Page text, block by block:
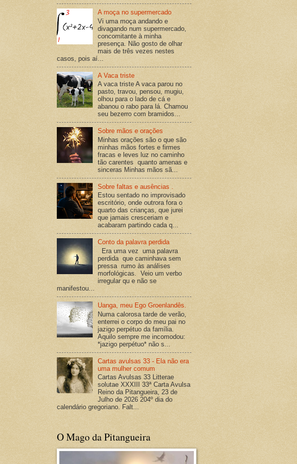
A moça no supermercado
Vi uma moça andando e
divagando num supermercado,
concomitante à minha
presença. Não gosto de olhar
mais de três vezes nestes
casos, pois aí...
A Vaca triste
A vaca triste A vaca parou no
pasto, travou, pensou, mugiu,
olhou para o lado de cá e
abanou o rabo para lá. Chamou
seu bezerro com bramidos...
Sobre mãos e orações
Minhas orações são o que são
minhas mãos fortes e firmes
fracas e leves luz no caminho
tão carentes quanto amenas e
sinceras Minhas mãos sã...
Sobre faltas e ausências .
Estou sentado no improvisado
escritório, onde outrora fora o
quarto das crianças, que jurei
que jamais cresceriam e
acabaram partindo cada q...
Conto da palavra perdida
Era uma vez uma palavra
perdida que caminhava sem
pressa rumo às análises
morfológicas. Veio um verbo
irregular qu e não se
manifestou...
Uanga, meu Ego Groenlandês.
Numa calorosa tarde de verão,
enterrei o corpo do meu pai no
jazigo perpétuo da família.
Aquilo sempre me incomodou:
*jazigo perpétuo* não s...
Cartas avulsas 33 - Ela não era
uma mulher comum
Cartas Avulsas 33 Litterae
solutae XXXIII 33ª Carta Avulsa
Reino da Pitangueira, 23 de
Julho de 2026 204º dia do
calendário gregoriano. Falt...
O Mago da Pitangueira